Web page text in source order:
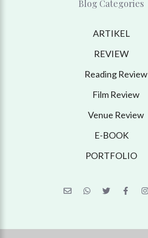
Blog Categories
ARTIKEL
REVIEW
Reading Review
Film Review
Venue Review
E-BOOK
PORTFOLIO